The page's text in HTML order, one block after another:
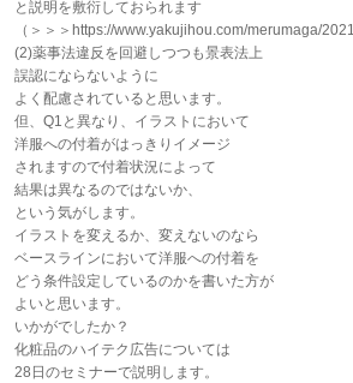
と説明を敷衍しておられます
（＞＞＞https://www.yakujihou.com/merumaga/
(2)薬事法違反を回避しつつも景表法上
誤認にならないように
よく配慮されていると思います。
但、Q1と異なり、イラストにおいて
洋服への付着がはっきりイメージ
されますので付着状況によって
結果は異なるのではないか、
という気がします。
イラストを変えるか、変えないのなら
ベースラインにおいて洋服への付着を
どう条件設定しているのかを書いた方が
よいと思います。
いかがでしたか？
化粧品のハイテク広告については
28日のセミナーで説明します。